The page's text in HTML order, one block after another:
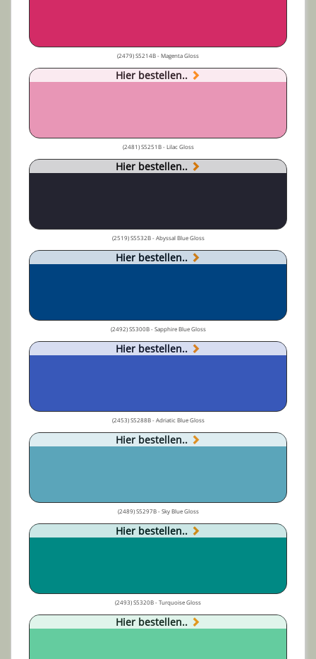
(2479) S5214B - Magenta Gloss
Hier bestellen..
(2481) S5251B - Lilac Gloss
Hier bestellen..
(2519) S5532B - Abyssal Blue Gloss
Hier bestellen..
(2492) S5300B - Sapphire Blue Gloss
Hier bestellen..
(2453) S5288B - Adriatic Blue Gloss
Hier bestellen..
(2489) S5297B - Sky Blue Gloss
Hier bestellen..
(2493) S5320B - Turquoise Gloss
Hier bestellen..